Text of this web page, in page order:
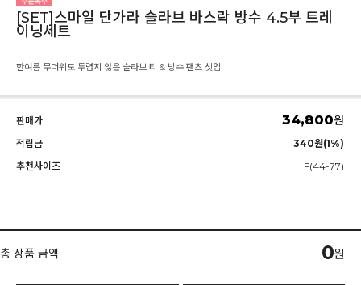
[SET]스마일 단가라 슬라브 바스락 방수 4.5부 트레
이닝세트
한여름 무더위도 두렵지 않은 슬라브 티 & 방수 팬츠 셋업!
판매가 34,800원
적립금
340원(1%)
추천사이즈
F(44-77)
총 상품 금액 0원